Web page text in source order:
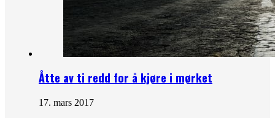
Åtte av ti redd for å kjøre i mørket
17. mars 2017